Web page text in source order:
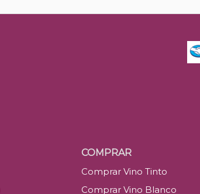
COMPRAR
Comprar Vino Tinto
Comprar Vino Blanco